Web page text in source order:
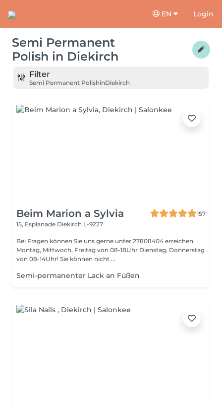
EN Login
Semi Permanent
Polish in Diekirch
Filter
Semi Permanent PolishinDiekirch
Beim Marion a Sylvia
157
15, Esplanade Diekirch L-9227
Bei Fragen können Sie uns gerne unter 27808404 erreichen.
Montag, Mittwoch, Freitag von 08-18Uhr Dienstag, Donnerstag
von 08-14Uhr! Sie können nicht ...
Semi-permanenter Lack an Füßen